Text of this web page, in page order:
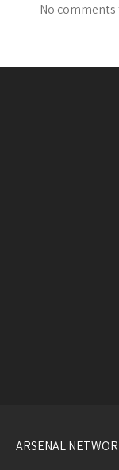
No comments
ARSENAL